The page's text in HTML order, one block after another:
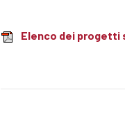
Elenco dei progetti